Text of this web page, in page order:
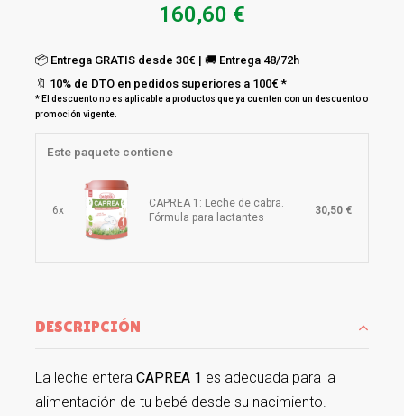
160,60 €
📦 Entrega GRATIS desde 30€ | 🚚 Entrega 48/72h
🔖 10% de DTO en pedidos superiores a 100€ *
* El descuento no es aplicable a productos que ya cuenten con un descuento o
promoción vigente.
Este paquete contiene
6x
CAPREA 1: Leche de cabra.
Fórmula para lactantes
30,50 €
DESCRIPCIÓN
La leche entera CAPREA 1 es adecuada para la
alimentación de tu bebé desde su nacimiento.